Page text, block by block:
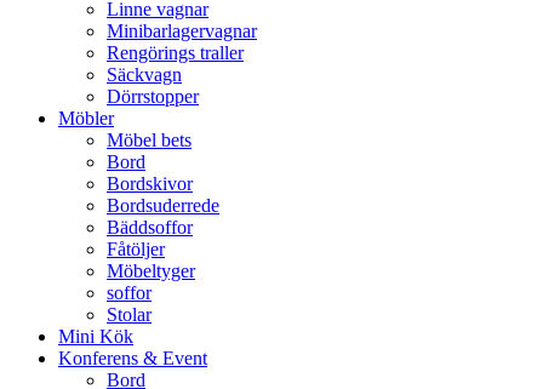
Linne vagnar
Minibarlagervagnar
Rengörings traller
Säckvagn
Dörrstopper
Möbler
Möbel bets
Bord
Bordskivor
Bordsuderrede
Bäddsoffor
Fåtöljer
Möbeltyger
soffor
Stolar
Mini Kök
Konferens & Event
Bord